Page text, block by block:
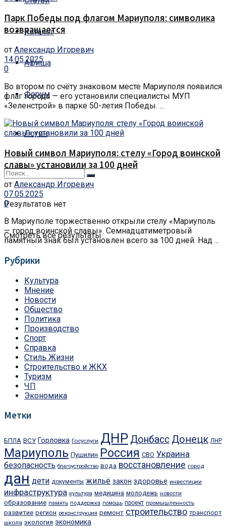
Каталог
Афиша
Форум
Логин
Результатов нет
Смотреть все результаты
Парк Победы под флагом Мариуполя: символика
возвращается
от Александр Игоревич
14.05.2025
0
Во втором по счёту знаковом месте Мариуполя появился
флаг города — его установили специалисты МУП
«Зеленстрой» в парке 50-летия Победы. ...
Новый символ Мариуполя: стелу «Город воинской
славы» установили за 100 дней
от Александр Игоревич
07.05.2025
0
В Мариуполе торжественно открыли стелу «Мариуполь
— город воинской славы». Семнадцатиметровый
памятный знак был установлен всего за 100 дней. Над ...
Рубрики
Культура
Мнение
Новости
Общество
Политика
Производство
Спорт
Справка
Стиль Жизни
Строительство и ЖКХ
Туризм
ЧП
Экономика
Метки
БПЛА ВСУ Горловка Госуслуги ДНР Донбасс Донецк ЛНР
Мариуполь Пушилин Россия СВО Украина
безопасность благоустройство вода восстановление город
дан дети документы жильё закон здоровье инвестиции
инфраструктура культура медицина молодежь новости
образование память поддержка помощь проект промышленность
развитие регион реконструкция ремонт строительство транспорт
школа экология экономика